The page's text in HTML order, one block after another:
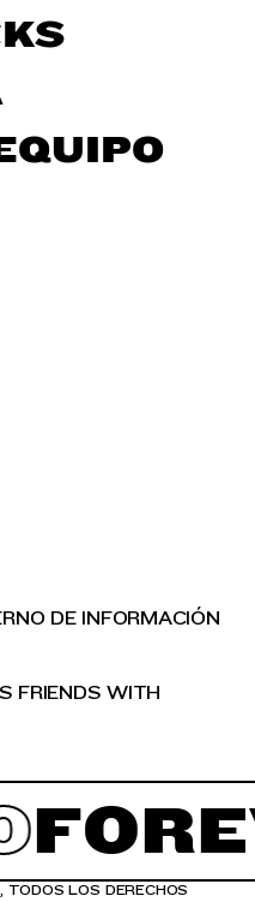
DE INFORMACIÓN
FRIENDS WITH
, TODOS LOS DERECHOS